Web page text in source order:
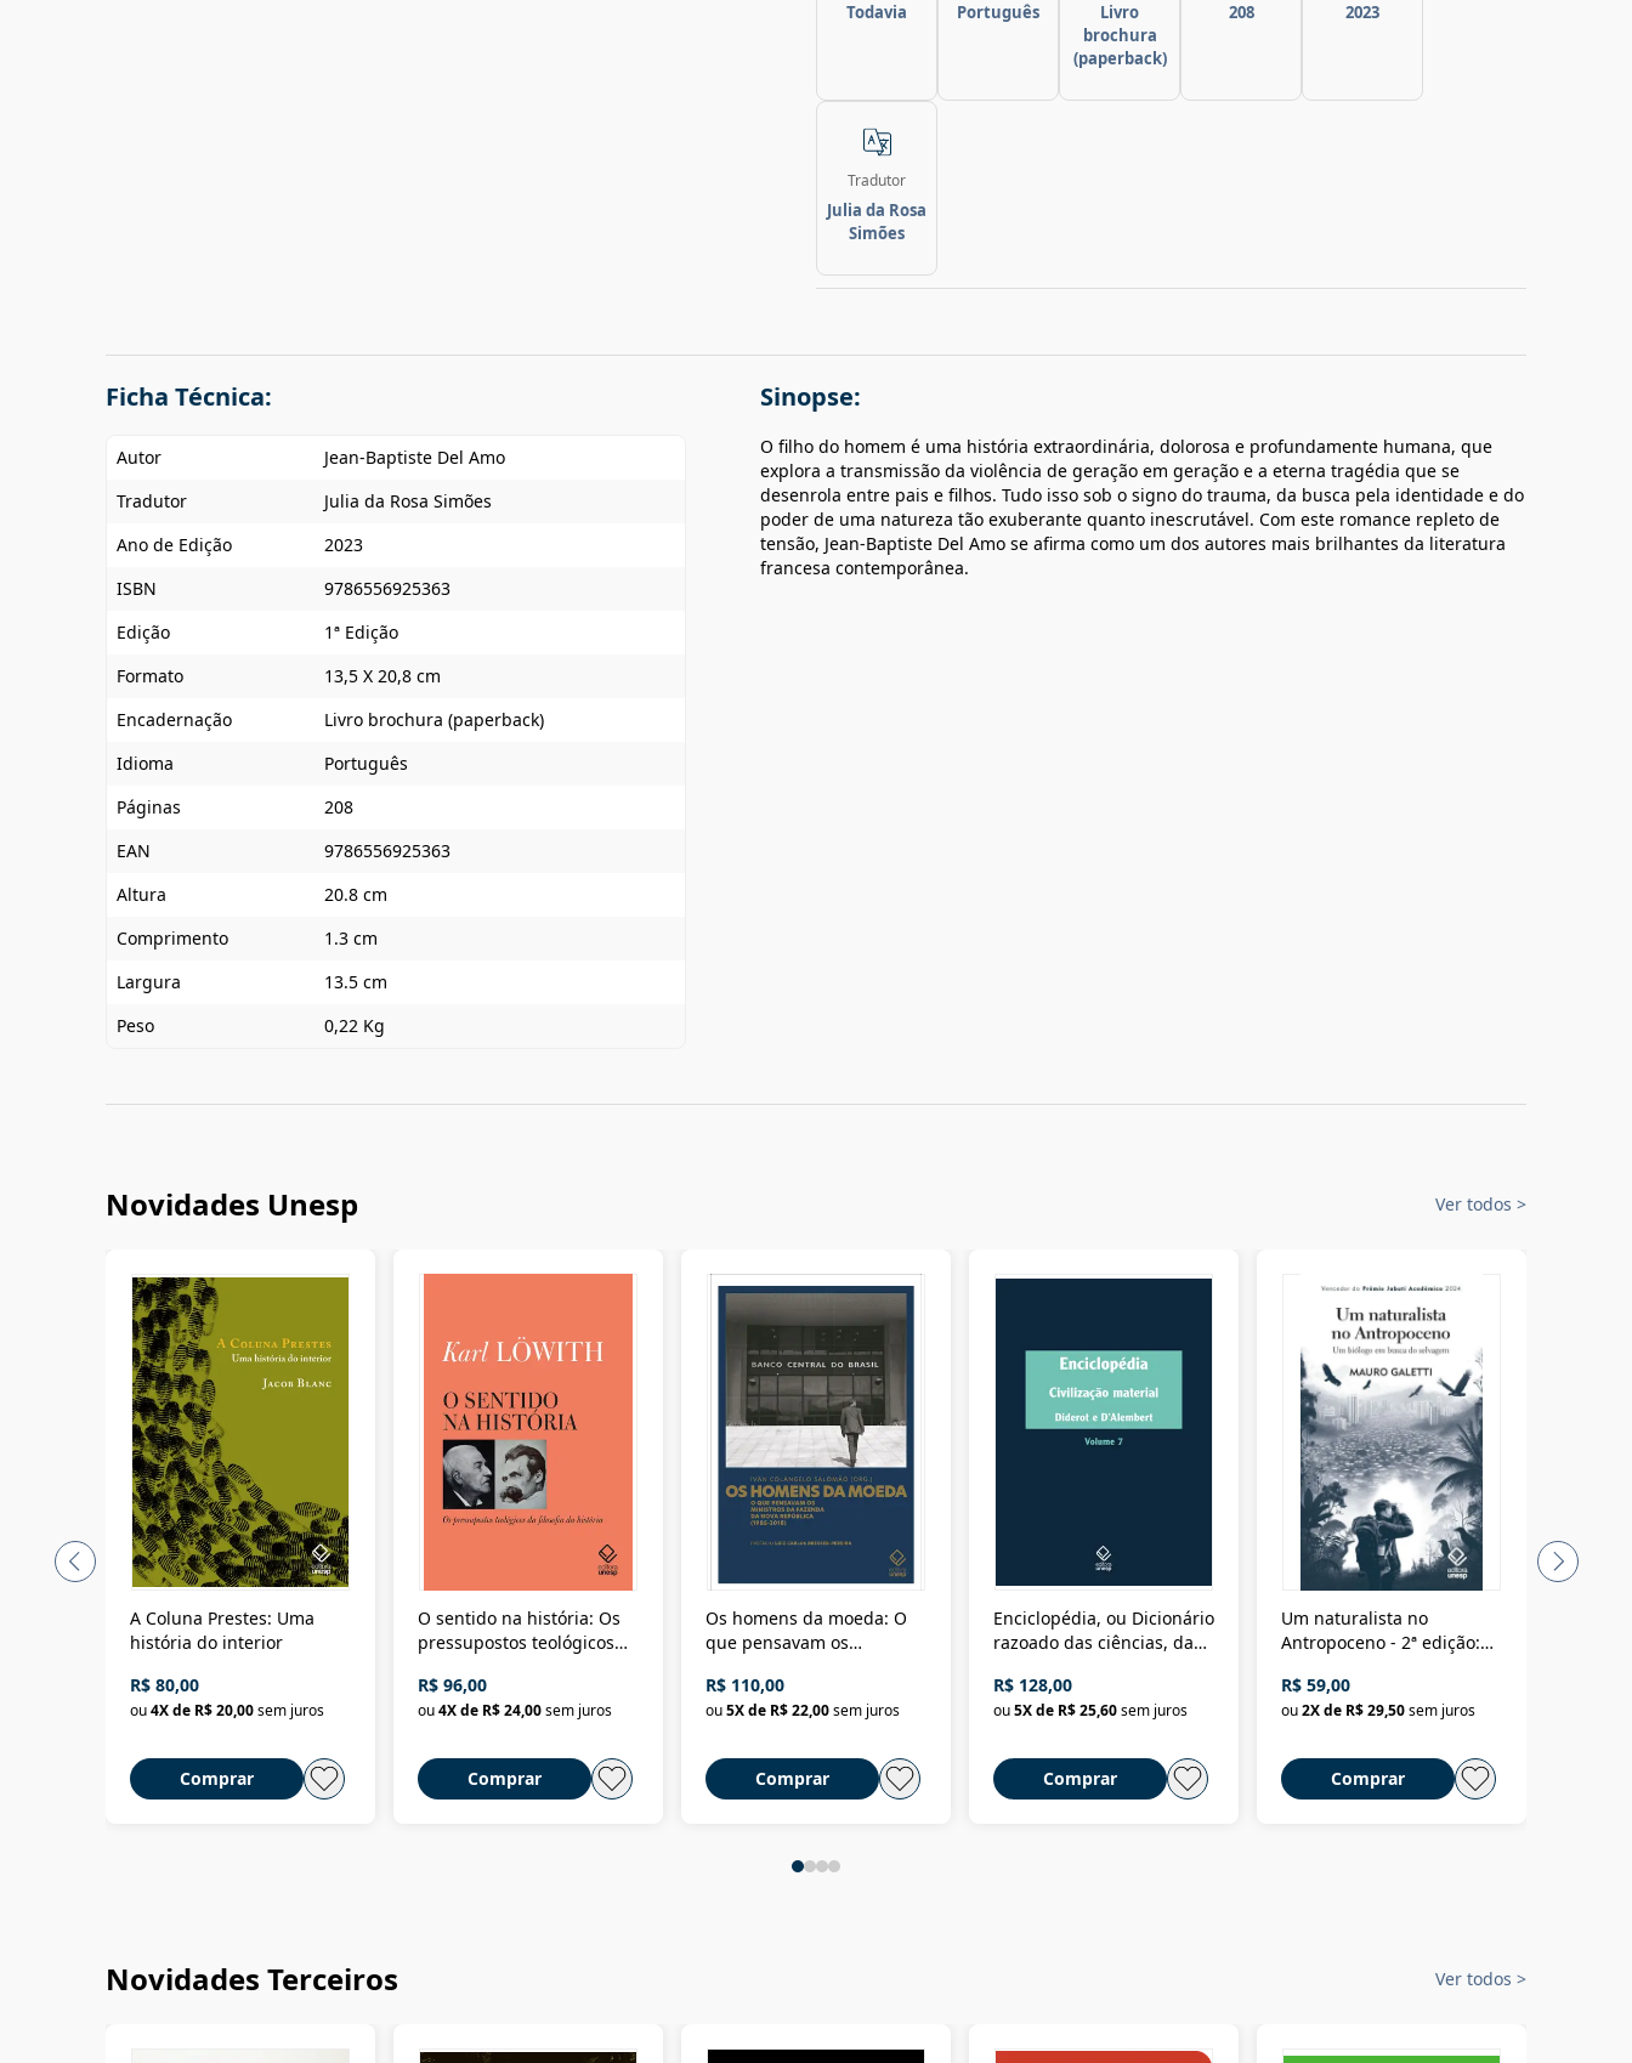
Todavia Português
Livro
brochura
(paperback)
208 2023
Tradutor
Julia da Rosa
Simões
Ficha Técnica:
Autor
Jean-Baptiste Del Amo
Tradutor
Julia da Rosa Simões
Ano de Edição
2023
ISBN
9786556925363
Edição
1ª Edição
Formato
13,5 X 20,8 cm
Encadernação
Livro brochura (paperback)
Idioma
Português
Páginas
208
EAN
9786556925363
Altura
20.8 cm
Comprimento
1.3 cm
Largura
13.5 cm
Peso
0,22 Kg
Sinopse:
O filho do homem é uma história extraordinária, dolorosa e profundamente humana, que
explora a transmissão da violência de geração em geração e a eterna tragédia que se
desenrola entre pais e filhos. Tudo isso sob o signo do trauma, da busca pela identidade e do
poder de uma natureza tão exuberante quanto inescrutável. Com este romance repleto de
tensão, Jean-Baptiste Del Amo se afirma como um dos autores mais brilhantes da literatura
francesa contemporânea.
Novidades Unesp Ver todos >
A Coluna Prestes: Uma
história do interior
R$ 80,00
ou4X de R$ 20,00sem juros
Comprar
O sentido na história: Os
pressupostos teológicos
R$ 96,00
ou4X de R$ 24,00sem juros
Comprar
Os homens da moeda: O
que pensavam os
Nova República (1985-
2018)
R$ 110,00
ou5X de R$ 22,00sem juros
Comprar
Enciclopédia, ou Dicionário
razoado das ciências, das
Civilização material
R$ 128,00
ou5X de R$ 25,60sem juros
Comprar
Um naturalista no
Antropoceno - 2ª edição:
selvagem
R$ 59,00
ou2X de R$ 29,50sem juros
Comprar
Novidades Terceiros Ver todos >